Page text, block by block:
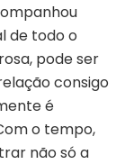
de todo o
pode ser
consigo
é
o tempo,
não só a